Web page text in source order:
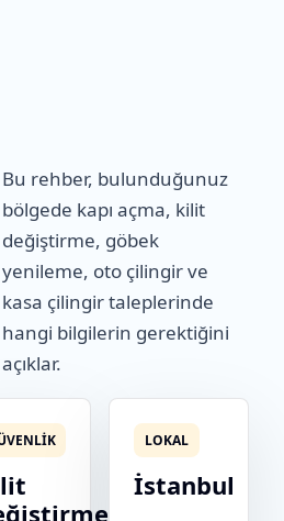
Bu rehber, bulunduğunuz
bölgede kapı açma, kilit
değiştirme, göbek
yenileme, oto çilingir ve
kasa çilingir taleplerinde
hangi bilgilerin gerektiğini
açıklar.
LOKAL
İstanbul